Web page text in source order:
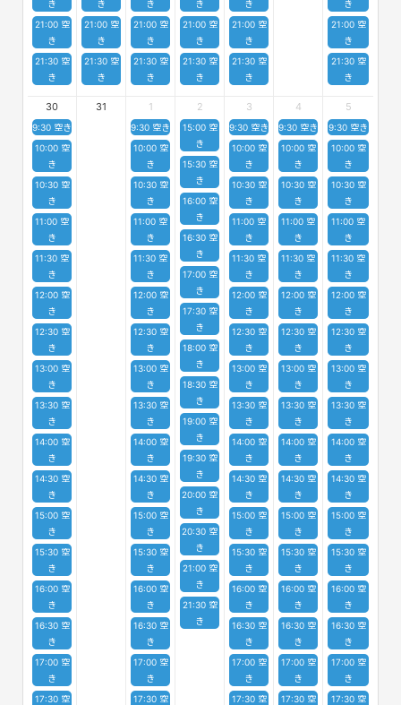
き
21:00 空
き
21:30 空
き
き
21:00 空
き
21:30 空
き
き
21:00 空
き
21:30 空
き
き
21:00 空
き
21:30 空
き
き
21:00 空
き
21:30 空
き
き
21:00 空
き
21:30 空
き
30
9:30 空き
10:00 空
き
10:30 空
き
11:00 空
き
11:30 空
き
12:00 空
き
12:30 空
き
13:00 空
き
13:30 空
き
14:00 空
き
14:30 空
き
15:00 空
き
15:30 空
き
16:00 空
き
16:30 空
き
17:00 空
き
17:30 空
31 1
9:30 空き
10:00 空
き
10:30 空
き
11:00 空
き
11:30 空
き
12:00 空
き
12:30 空
き
13:00 空
き
13:30 空
き
14:00 空
き
14:30 空
き
15:00 空
き
15:30 空
き
16:00 空
き
16:30 空
き
17:00 空
き
17:30 空
2
15:00 空
き
15:30 空
き
16:00 空
き
16:30 空
き
17:00 空
き
17:30 空
き
18:00 空
き
18:30 空
き
19:00 空
き
19:30 空
き
20:00 空
き
20:30 空
き
21:00 空
き
21:30 空
き
3
9:30 空き
10:00 空
き
10:30 空
き
11:00 空
き
11:30 空
き
12:00 空
き
12:30 空
き
13:00 空
き
13:30 空
き
14:00 空
き
14:30 空
き
15:00 空
き
15:30 空
き
16:00 空
き
16:30 空
き
17:00 空
き
17:30 空
4
9:30 空き
10:00 空
き
10:30 空
き
11:00 空
き
11:30 空
き
12:00 空
き
12:30 空
き
13:00 空
き
13:30 空
き
14:00 空
き
14:30 空
き
15:00 空
き
15:30 空
き
16:00 空
き
16:30 空
き
17:00 空
き
17:30 空
5
9:30 空き
10:00 空
き
10:30 空
き
11:00 空
き
11:30 空
き
12:00 空
き
12:30 空
き
13:00 空
き
13:30 空
き
14:00 空
き
14:30 空
き
15:00 空
き
15:30 空
き
16:00 空
き
16:30 空
き
17:00 空
き
17:30 空